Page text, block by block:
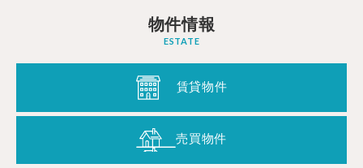
物件情報
ESTATE
賃貸物件
売買物件